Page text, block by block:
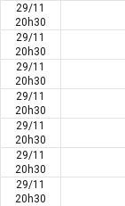
29/11
20h30
29/11
20h30
29/11
20h30
29/11
20h30
29/11
20h30
29/11
20h30
29/11
20h30